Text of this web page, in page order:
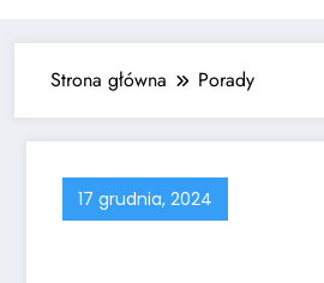
Strona główna Porady
17 grudnia, 2024